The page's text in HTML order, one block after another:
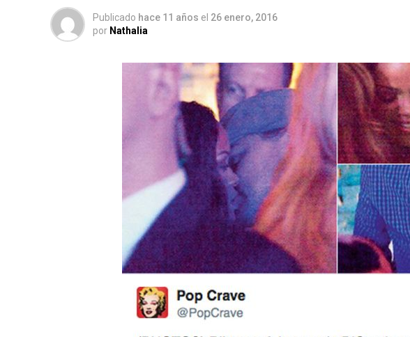
Publicado hace 11 años el 26 enero, 2016
por Nathalia